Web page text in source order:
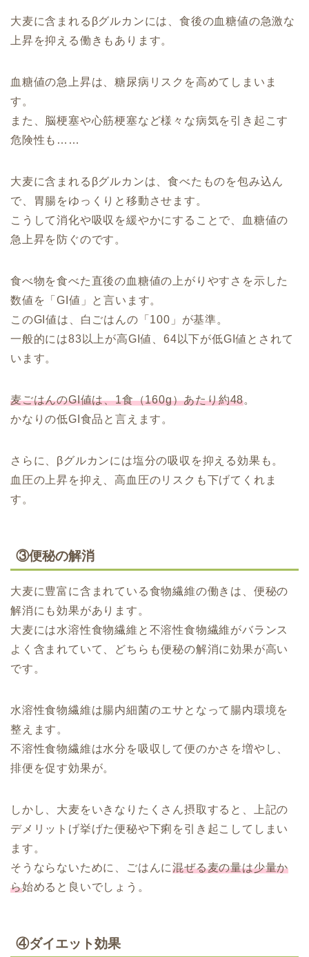
大麦に含まれるβグルカンには、食後の血糖値の急激な
上昇を抑える働きもあります。
血糖値の急上昇は、糖尿病リスクを高めてしまいま
す。
また、脳梗塞や心筋梗塞など様々な病気を引き起こす
危険性も……
大麦に含まれるβグルカンは、食べたものを包み込ん
で、胃腸をゆっくりと移動させます。
こうして消化や吸収を緩やかにすることで、血糖値の
急上昇を防ぐのです。
食べ物を食べた直後の血糖値の上がりやすさを示した
数値を「GI値」と言います。
このGI値は、白ごはんの「100」が基準。
一般的には83以上が高GI値、64以下が低GI値とされて
います。
麦ごはんのGI値は、1食（160g）あたり約48。
かなりの低GI食品と言えます。
さらに、βグルカンには塩分の吸収を抑える効果も。
血圧の上昇を抑え、高血圧のリスクも下げてくれま
す。
③便秘の解消
大麦に豊富に含まれている食物繊維の働きは、便秘の
解消にも効果があります。
大麦には水溶性食物繊維と不溶性食物繊維がバランス
よく含まれていて、どちらも便秘の解消に効果が高い
です。
水溶性食物繊維は腸内細菌のエサとなって腸内環境を
整えます。
不溶性食物繊維は水分を吸収して便のかさを増やし、
排便を促す効果が。
しかし、大麦をいきなりたくさん摂取すると、上記の
デメリットげ挙げた便秘や下痢を引き起こしてしまい
ます。
そうならないために、ごはんに混ぜる麦の量は少量か
ら始めると良いでしょう。
④ダイエット効果